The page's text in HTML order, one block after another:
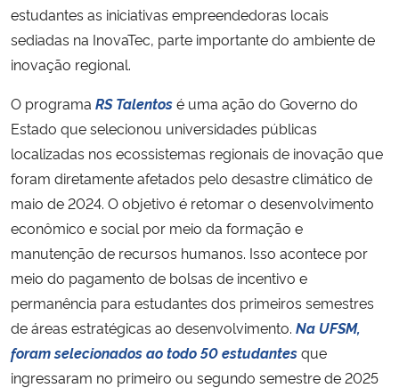
estudantes as iniciativas empreendedoras locais
sediadas na InovaTec, parte importante do ambiente de
inovação regional.
O programa RS Talentosé uma ação do Governo do
Estado que selecionou universidades públicas
localizadas nos ecossistemas regionais de inovação que
foram diretamente afetados pelo desastre climático de
maio de 2024. O objetivo é retomar o desenvolvimento
econômico e social por meio da formação e
manutenção de recursos humanos. Isso acontece por
meio do pagamento de bolsas de incentivo e
permanência para estudantes dos primeiros semestres
de áreas estratégicas ao desenvolvimento. Na UFSM,
foram selecionados ao todo 50 estudantesque
ingressaram no primeiro ou segundo semestre de 2025